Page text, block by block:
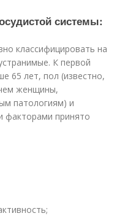
системы:
классифицировать на
К первой
65 лет, пол (известно,
женщины,
патологиям) и
факторами принято